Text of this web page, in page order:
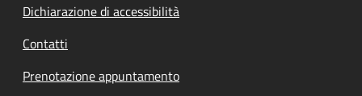
Dichiarazione di accessibilità
Contatti
Prenotazione appuntamento